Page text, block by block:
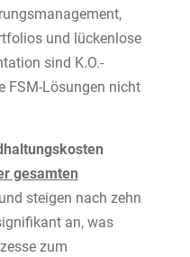
und lückenlose
sind K.O.-
FSM-Lösungen nicht
gesamten
steigen nach zehn
an, was
zum